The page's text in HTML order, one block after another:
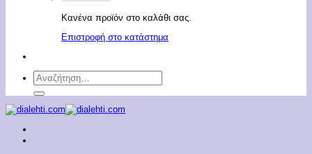
Κανένα προϊόν στο καλάθι σας.
Επιστροφή στο κατάστημα
Αναζήτηση
για: